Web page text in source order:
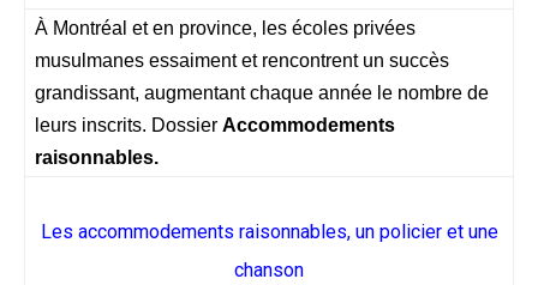
À Montréal et en province, les écoles privées
musulmanes essaiment et rencontrent un succès
grandissant, augmentant chaque année le nombre de
leurs inscrits. Dossier Accommodements
raisonnables.
Les accommodements raisonnables, un policier et une
chanson